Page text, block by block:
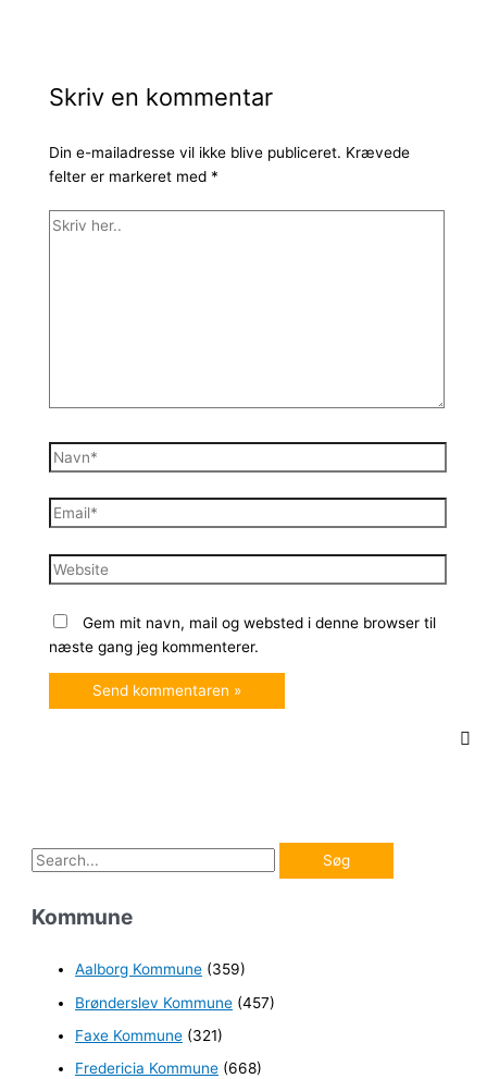
Skriv en kommentar
Din e-mailadresse vil ikke blive publiceret. Krævede
felter er markeret med *
Skriv
Navn*
Email*
Website
Gem mit navn, mail og websted i denne browser til
næste gang jeg kommenterer.
S
g
Kommune
Aalborg Kommune (359)
Brønderslev Kommune (457)
Faxe Kommune (321)
Fredericia Kommune (668)